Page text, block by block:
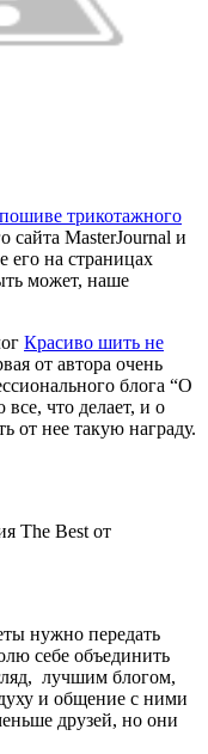
пошиве трикотажного
сайта MasterJournal и
его на страницах
может, наше
Красиво шить не
от автора очень
блога “О
что делает, и о
от нее такую награду.
The Best от
нужно передать
себе объединить
лучшим блогом,
и общение с ними
друзей, но они